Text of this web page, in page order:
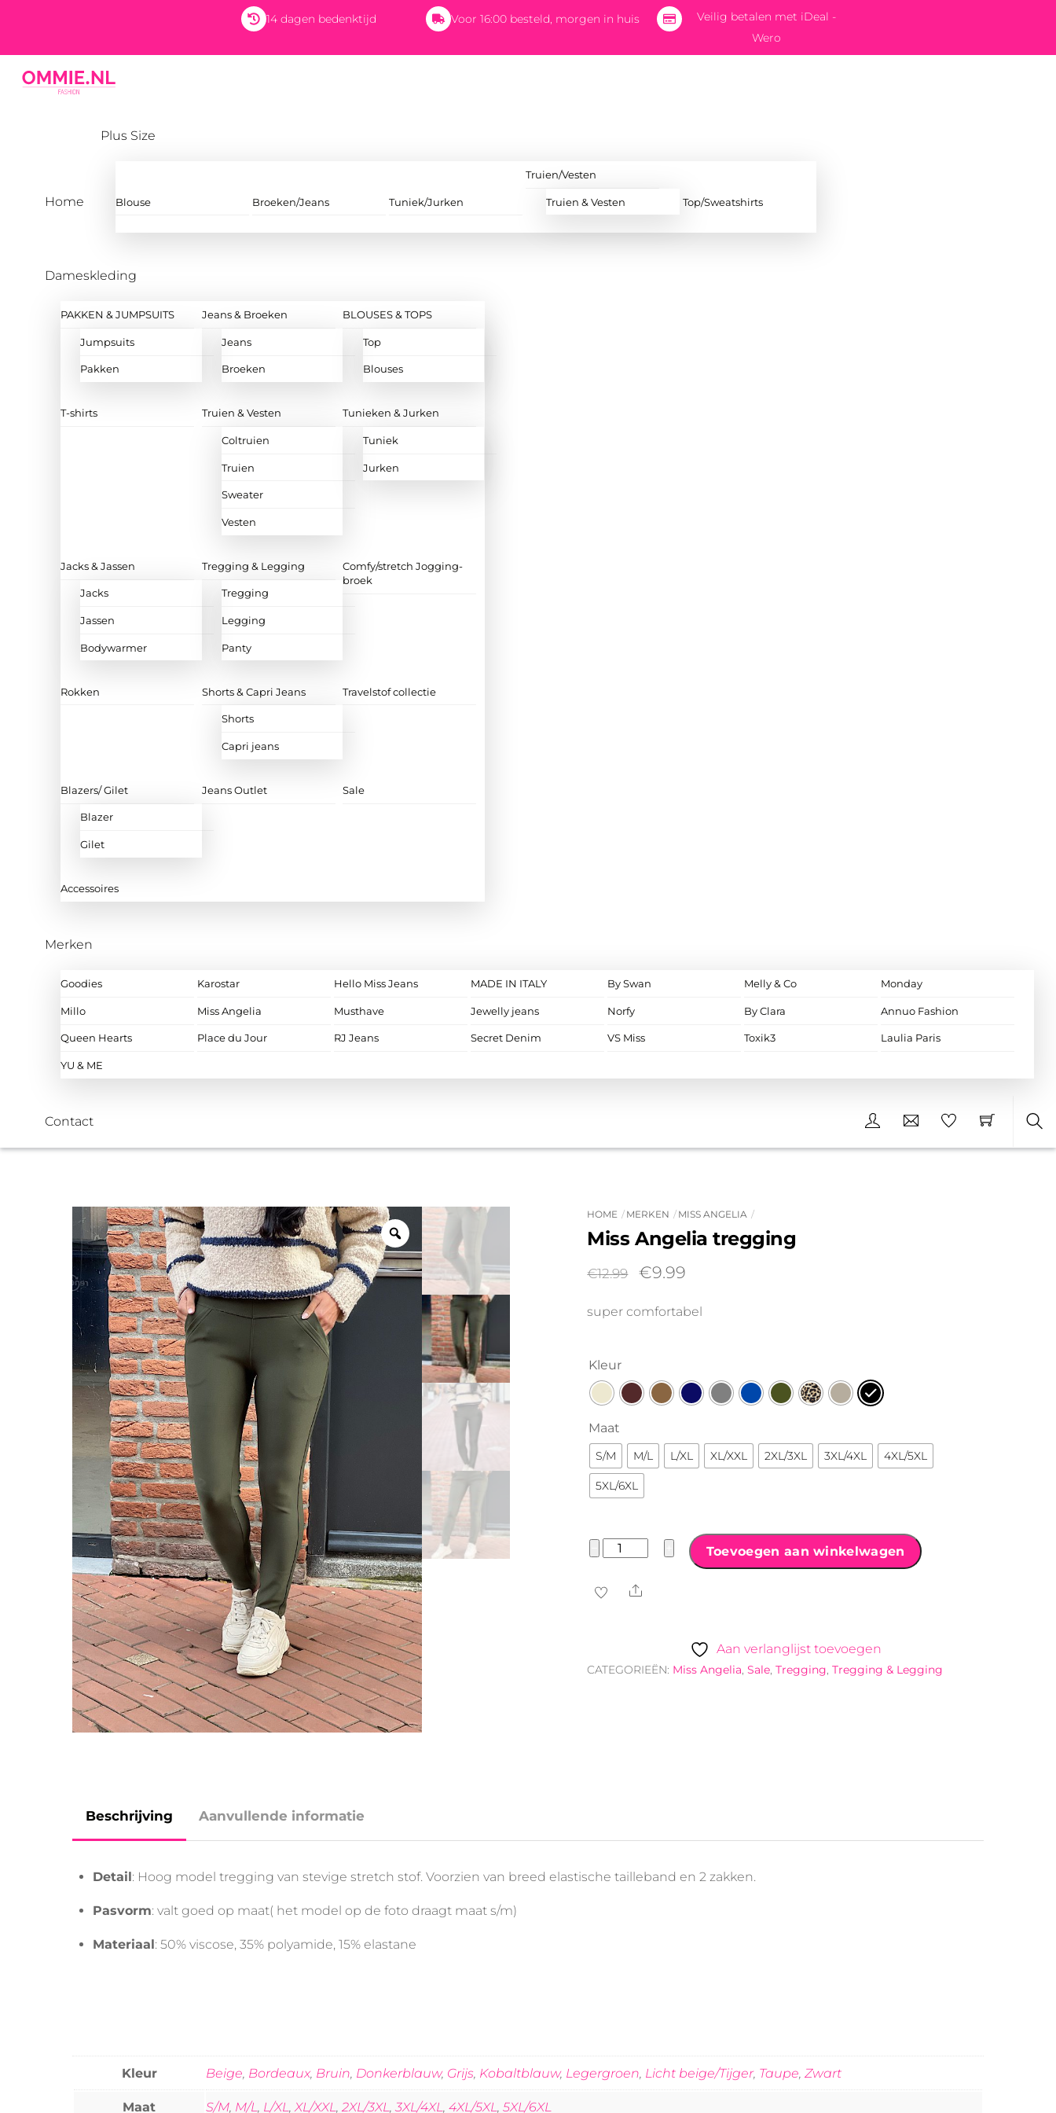
content
14 dagen bedenktijd Voor 16:00 besteld, morgen in huis
Veilig betalen met iDeal -
Wero
Home
Plus Size
Blouse Broeken/Jeans Tuniek/Jurken
Truien/Vesten
Truien & Vesten Top/Sweatshirts
Dameskleding
PAKKEN & JUMPSUITS
Jumpsuits
Pakken
Jeans & Broeken
Jeans
Broeken
BLOUSES & TOPS
Top
Blouses
T-shirts Truien & Vesten
Coltruien
Truien
Sweater
Vesten
Tunieken & Jurken
Tuniek
Jurken
Jacks & Jassen
Jacks
Jassen
Bodywarmer
Tregging & Legging
Tregging
Legging
Panty
Comfy/stretch Jogging-
broek
Rokken Shorts & Capri Jeans
Shorts
Capri jeans
Travelstof collectie
Blazers/ Gilet
Blazer
Gilet
Jeans Outlet Sale
Accessoires
Merken
Goodies Karostar Hello Miss Jeans MADE IN ITALY By Swan Melly & Co Monday
Millo Miss Angelia Musthave Jewelly jeans Norfy By Clara Annuo Fashion
Queen Hearts Place du Jour RJ Jeans Secret Denim VS Miss Toxik3 Laulia Paris
YU & ME
Contact
HOME MERKEN MISS ANGELIA
Miss Angelia tregging
€12.99
Oorspronkelijke
was:
€9.99Huidige
is:
super comfortabel
Kleur
Maat
S/M M/L L/XL XL/XXL 2XL/3XL 3XL/4XL 4XL/5XL
5XL/6XL
Miss
tregging
Toevoegen aan winkelwagen
Share
Aan verlanglijst toevoegen
CATEGORIEËN: Miss Angelia,Sale,Tregging,Tregging & Legging
Beschrijving Aanvullende informatie
Detail : Hoog model tregging van stevige stretch stof. Voorzien van breed elastische tailleband en 2 zakken.
Pasvorm: valt goed op maat( het model op de foto draagt maat s/m)
Materiaal : 50% viscose, 35% polyamide, 15% elastane
Kleur Beige Bordeaux, Bruin Donkerblauw, Grijs Kobaltblauw, Legergroen Licht beige/Tijger, Taupe Zwart
Maat S/M M/L L/XL XL/XXL 2XL/3XL ,3XL/4XL 4XL/5XL 5XL/6XL